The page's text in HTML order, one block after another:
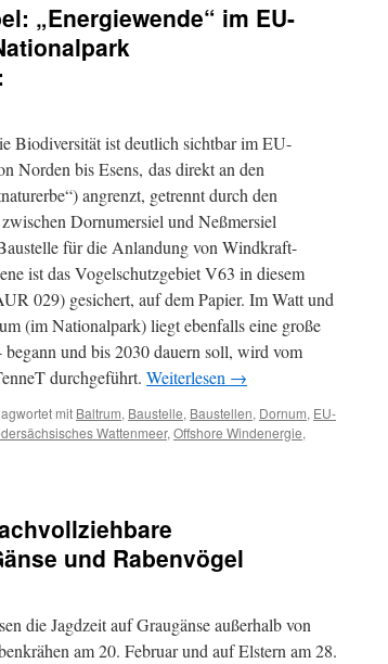
aus
dem
Nationalpark
verdrängt
Naturschutz
„Energiewende“ im EU-
Biodiversität ist deutlich sichtbar im EU-
Norden bis Esens, das direkt an den
angrenzt, getrennt durch den
Dornumersiel und Neßmersiel
für die Anlandung von Windkraft-
ist das Vogelschutzgebiet V63 in diesem
029) gesichert, auf dem Papier. Im Watt und
(im Nationalpark) liegt ebenfalls eine große
und bis 2030 dauern soll, wird vom
durchgeführt. Weiterlesen →
mit Baltrum, Baustelle, Baustellen, Dornum, EU-
Wattenmeer, Offshore Windenergie,
und Rabenvögel
die Jagdzeit auf Graugänse außerhalb von
am 20. Februar und auf Elstern am 28.